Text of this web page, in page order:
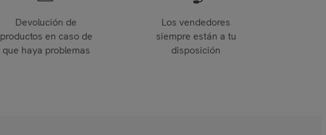
Devolución de
productos en caso de
que haya problemas
Los vendedores
siempre están a tu
disposición